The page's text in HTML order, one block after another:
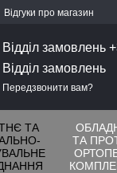
Відгуки про магазин
Відділ замовлень
Відділ замовлень
Передзвонити вам?
ТА
ТА